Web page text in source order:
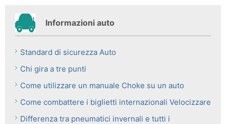
Informazioni auto
Standard di sicurezza Auto
Chi gira a tre punti
Come utilizzare un manuale Choke su un auto
Come combattere i biglietti internazionali Velocizzare
Differenza tra pneumatici invernali e tutti i